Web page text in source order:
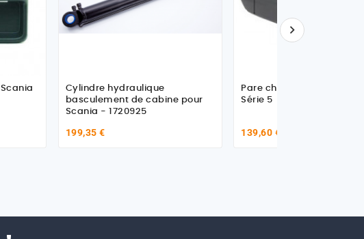
Cylindre hydraulique
basculement de cabine pour
Scania - 1720925
199,35 €
Pare choc gauche pour
Série 5
139,60 €
